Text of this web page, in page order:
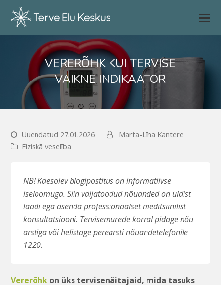
VERERÕHK KUI TERVISE
VAIKNE INDIKAATOR
Uuendatud 27.01.2026
Marta-Līna Kantere
Fiziskā veselība
NB! Käesolev blogipostitus on informatiivse
iseloomuga. Siin väljatoodud nõuanded on üldist
laadi ega asenda professionaalset meditsiinilist
konsultatsiooni. Tervisemurede korral pidage nõu
arstiga või helistage perearsti nõuandetelefonile
1220.
Vererõhk on üks tervisenäitajaid, mida tasuks